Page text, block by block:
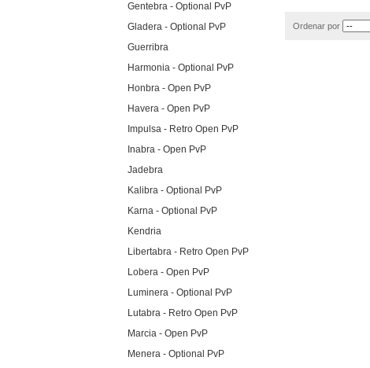
Gentebra - Optional PvP
Gladera - Optional PvP
Guerribra
Harmonia - Optional PvP
Honbra - Open PvP
Havera - Open PvP
Impulsa - Retro Open PvP
Inabra - Open PvP
Jadebra
Kalibra - Optional PvP
Karna - Optional PvP
Kendria
Libertabra - Retro Open PvP
Lobera - Open PvP
Luminera - Optional PvP
Lutabra - Retro Open PvP
Marcia - Open PvP
Menera - Optional PvP
Ordenar por